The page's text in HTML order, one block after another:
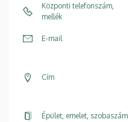
Központi telefonszám,
mellék
E-mail
Cím
Épület, emelet, szobaszám